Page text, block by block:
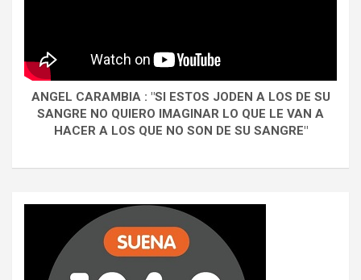
ANGEL CARAMBIA : "SI ESTOS JODEN A LOS DE SU
SANGRE NO QUIERO IMAGINAR LO QUE LE VAN A
HACER A LOS QUE NO SON DE SU SANGRE"